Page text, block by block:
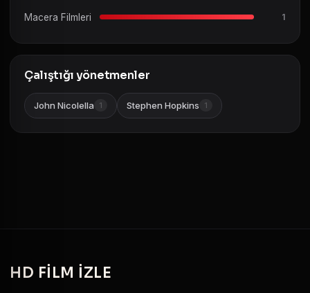
Macera Filmleri 1
Çalıştığı yönetmenler
John Nicolella 1 Stephen Hopkins 1
HD FILM IZLE